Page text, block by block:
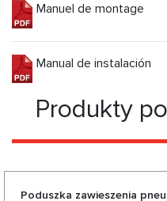
Manuel de montage
Manual de instalación
Produkty
Poduszka zawieszenia